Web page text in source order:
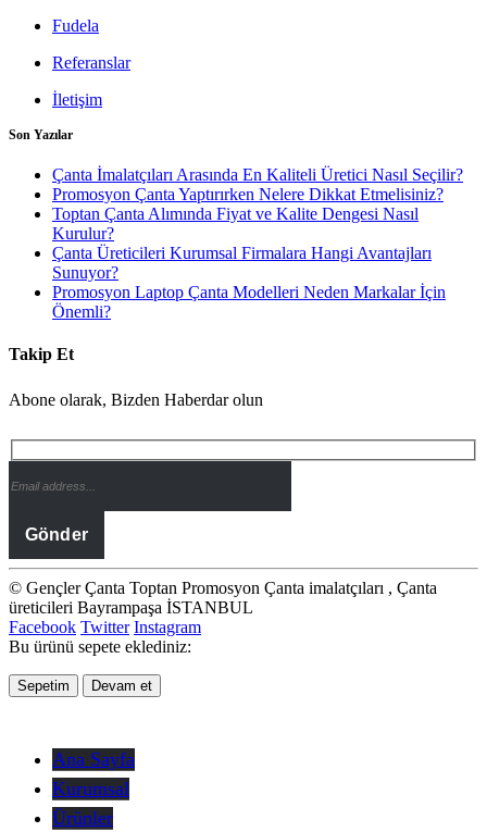
Fudela
Referanslar
İletişim
Son Yazılar
Çanta İmalatçıları Arasında En Kaliteli Üretici Nasıl Seçilir?
Promosyon Çanta Yaptırırken Nelere Dikkat Etmelisiniz?
Toptan Çanta Alımında Fiyat ve Kalite Dengesi Nasıl
Kurulur?
Çanta Üreticileri Kurumsal Firmalara Hangi Avantajları
Sunuyor?
Promosyon Laptop Çanta Modelleri Neden Markalar İçin
Önemli?
Takip Et
Abone olarak, Bizden Haberdar olun
© Gençler Çanta Toptan Promosyon Çanta imalatçıları , Çanta
üreticileri Bayrampaşa İSTANBUL
Facebook Twitter Instagram
Bu ürünü sepete eklediniz:
Sepetim Devam et
Ana Sayfa
Kurumsal
Ürünler